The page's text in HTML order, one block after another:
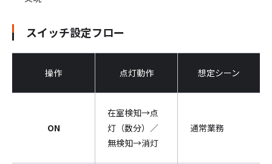
スイッチ設定フロー
操作 点灯動作 想定シーン
ON
在室検知→点
灯（数分）／
無検知→消灯
通常業務